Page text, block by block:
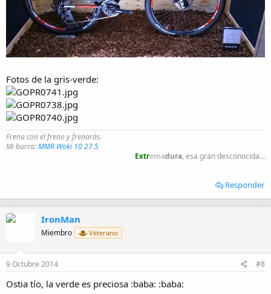
Fotos de la gris-verde:
Frena con el freno y frenarás.
Mi burra:MMR Woki 10 27.5
Extremadura, esa gran desconocida...
Responder
IronMan
Miembro Veterano
9 Octubre 2014 #8
Ostia tío, la verde es preciosa :baba: :baba: